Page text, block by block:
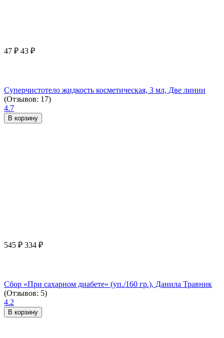
47 ₽ 43 ₽
Суперчистотело жидкость косметическая, 3 мл, Две линии
(Отзывов: 17)
4.7
В корзину
545 ₽ 334 ₽
Сбор «При сахарном диабете» (уп./160 гр.), Данила Травник
(Отзывов: 5)
4.2
В корзину